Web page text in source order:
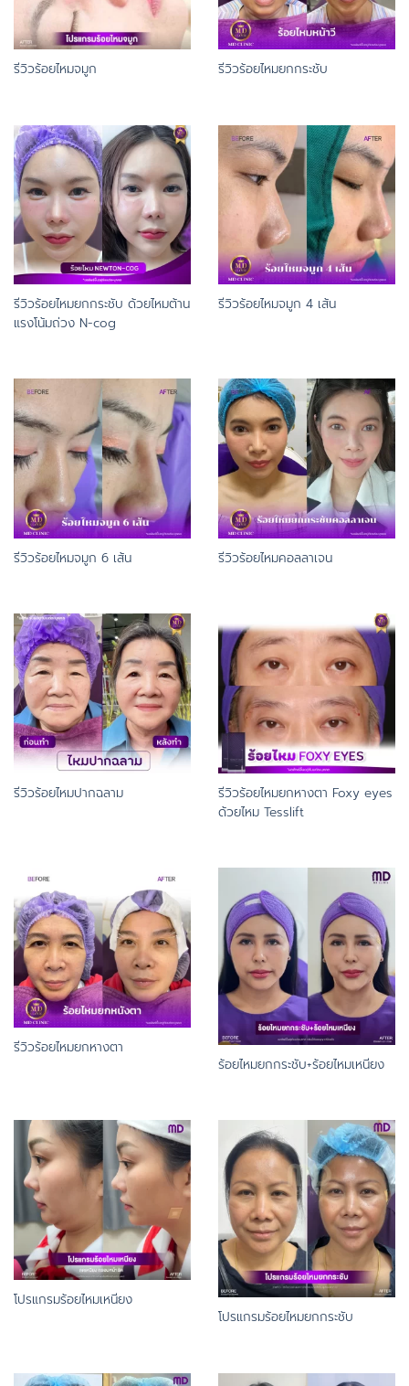
รีวิวร้อยไหมจมูก รีวิวร้อยไหมยกกระชับ
รีวิวร้อยไหมยกกระชับ ด้วยไหมต้าน
แรงโน้มถ่วง N-cog
รีวิวร้อยไหมจมูก 4 เส้น
รีวิวร้อยไหมจมูก 6 เส้น รีวิวร้อยไหมคอลลาเจน
รีวิวร้อยไหมปากฉลาม
รีวิวร้อยไหมยกหางตา Foxy eyes
ด้วยไหม Tesslift
รีวิวร้อยไหมยกหางตา
ร้อยไหมยกกระชับ+ร้อยไหมเหนียง
โปรแกรมร้อยไหมเหนียง
โปรแกรมร้อยไหมยกกระชับ